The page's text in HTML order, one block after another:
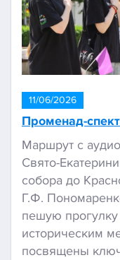
11/06/2026
Променад-
Маршрут с
Свято-
собора до
Г.Ф.
пешую
историческим
посвящены